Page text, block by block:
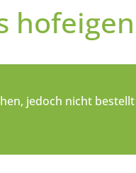
jedoch nicht